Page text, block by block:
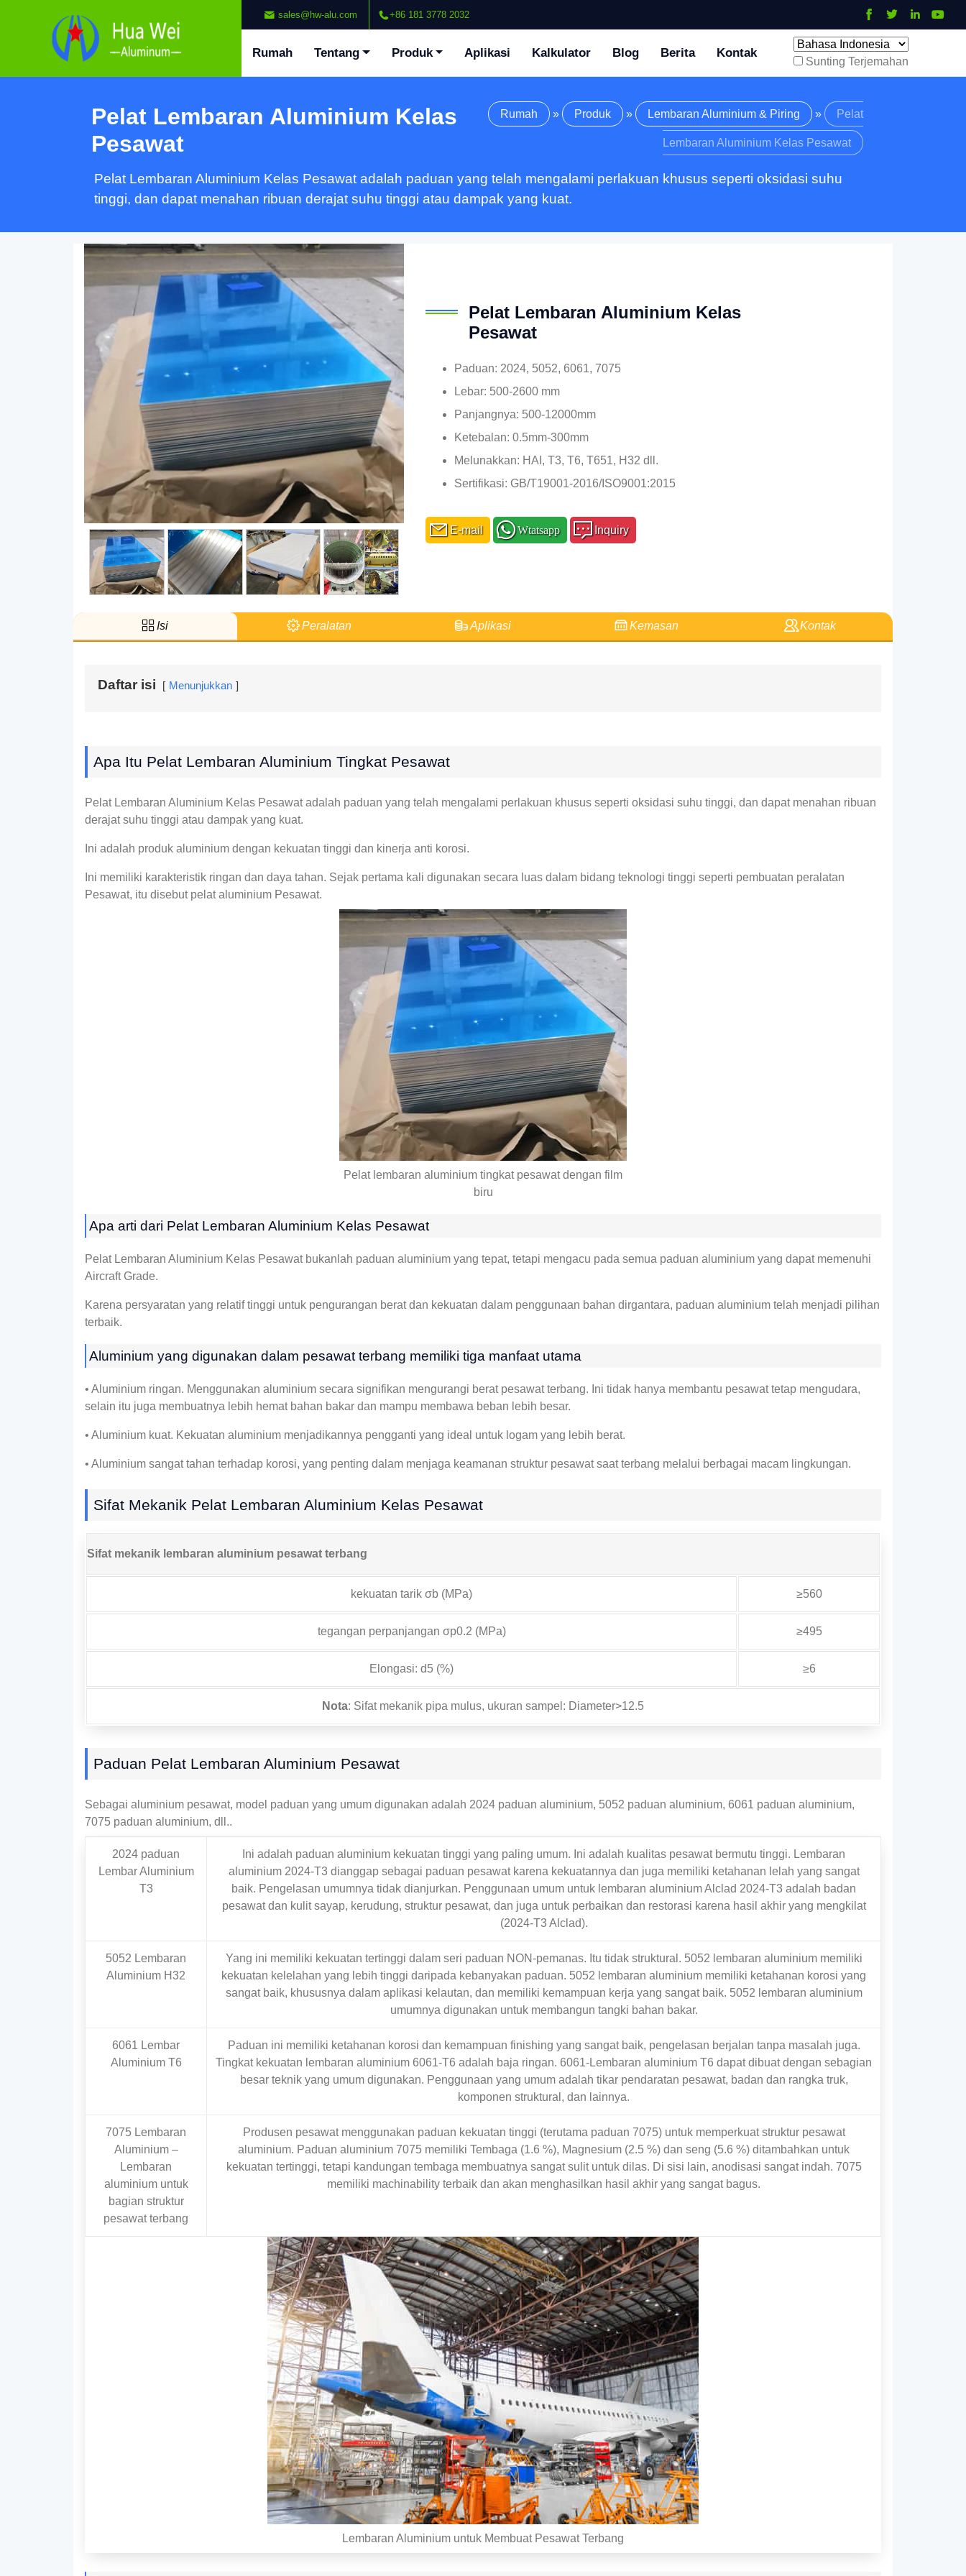
sales@hw-alu.com +86 181 3778 2032
Rumah Tentang Produk Aplikasi Kalkulator Blog Berita Kontak
Sunting Terjemahan
Pelat Lembaran Aluminium Kelas
Pesawat
Rumah » Produk » Lembaran Aluminium & Piring » Pelat
Lembaran Aluminium Kelas Pesawat
Pelat Lembaran Aluminium Kelas Pesawat adalah paduan yang telah mengalami perlakuan khusus seperti oksidasi suhu
tinggi, dan dapat menahan ribuan derajat suhu tinggi atau dampak yang kuat.
Pelat Lembaran Aluminium Kelas
Pesawat
Paduan: 2024, 5052, 6061, 7075
Lebar: 500-2600 mm
Panjangnya: 500-12000mm
Ketebalan: 0.5mm-300mm
Melunakkan: HAI, T3, T6, T651, H32 dll.
Sertifikasi: GB/T19001-2016/ISO9001:2015
E-mail Wtatsapp Inquiry
Isi Peralatan Aplikasi Kemasan Kontak
Daftar isi Menunjukkan
Apa Itu Pelat Lembaran Aluminium Tingkat Pesawat
Pelat Lembaran Aluminium Kelas Pesawat adalah paduan yang telah mengalami perlakuan khusus seperti oksidasi suhu tinggi, dan dapat menahan ribuan
derajat suhu tinggi atau dampak yang kuat.
Ini adalah produk aluminium dengan kekuatan tinggi dan kinerja anti korosi.
Ini memiliki karakteristik ringan dan daya tahan. Sejak pertama kali digunakan secara luas dalam bidang teknologi tinggi seperti pembuatan peralatan
Pesawat, itu disebut pelat aluminium Pesawat.
Pelat lembaran aluminium tingkat pesawat dengan film
biru
Apa arti dari Pelat Lembaran Aluminium Kelas Pesawat
Pelat Lembaran Aluminium Kelas Pesawat bukanlah paduan aluminium yang tepat, tetapi mengacu pada semua paduan aluminium yang dapat memenuhi
Aircraft Grade.
Karena persyaratan yang relatif tinggi untuk pengurangan berat dan kekuatan dalam penggunaan bahan dirgantara, paduan aluminium telah menjadi pilihan
terbaik.
Aluminium yang digunakan dalam pesawat terbang memiliki tiga manfaat utama
• Aluminium ringan. Menggunakan aluminium secara signifikan mengurangi berat pesawat terbang. Ini tidak hanya membantu pesawat tetap mengudara,
selain itu juga membuatnya lebih hemat bahan bakar dan mampu membawa beban lebih besar.
• Aluminium kuat. Kekuatan aluminium menjadikannya pengganti yang ideal untuk logam yang lebih berat.
• Aluminium sangat tahan terhadap korosi, yang penting dalam menjaga keamanan struktur pesawat saat terbang melalui berbagai macam lingkungan.
Sifat Mekanik Pelat Lembaran Aluminium Kelas Pesawat
Sifat mekanik lembaran aluminium pesawat terbang
kekuatan tarik σb (MPa) ≥560
tegangan perpanjangan σp0.2 (MPa) ≥495
Elongasi: d5 (%) ≥6
Nota: Sifat mekanik pipa mulus, ukuran sampel: Diameter>12.5
Paduan Pelat Lembaran Aluminium Pesawat
Sebagai aluminium pesawat, model paduan yang umum digunakan adalah 2024 paduan aluminium, 5052 paduan aluminium, 6061 paduan aluminium,
7075 paduan aluminium, dll..
2024 paduan
Lembar Aluminium
T3
Ini adalah paduan aluminium kekuatan tinggi yang paling umum. Ini adalah kualitas pesawat bermutu tinggi. Lembaran
aluminium 2024-T3 dianggap sebagai paduan pesawat karena kekuatannya dan juga memiliki ketahanan lelah yang sangat
baik. Pengelasan umumnya tidak dianjurkan. Penggunaan umum untuk lembaran aluminium Alclad 2024-T3 adalah badan
pesawat dan kulit sayap, kerudung, struktur pesawat, dan juga untuk perbaikan dan restorasi karena hasil akhir yang mengkilat
(2024-T3 Alclad).
5052 Lembaran
Aluminium H32
Yang ini memiliki kekuatan tertinggi dalam seri paduan NON-pemanas. Itu tidak struktural. 5052 lembaran aluminium memiliki
kekuatan kelelahan yang lebih tinggi daripada kebanyakan paduan. 5052 lembaran aluminium memiliki ketahanan korosi yang
sangat baik, khususnya dalam aplikasi kelautan, dan memiliki kemampuan kerja yang sangat baik. 5052 lembaran aluminium
umumnya digunakan untuk membangun tangki bahan bakar.
6061 Lembar
Aluminium T6
Paduan ini memiliki ketahanan korosi dan kemampuan finishing yang sangat baik, pengelasan berjalan tanpa masalah juga.
Tingkat kekuatan lembaran aluminium 6061-T6 adalah baja ringan. 6061-Lembaran aluminium T6 dapat dibuat dengan sebagian
besar teknik yang umum digunakan. Penggunaan yang umum adalah tikar pendaratan pesawat, badan dan rangka truk,
komponen struktural, dan lainnya.
7075 Lembaran
Aluminium –
Lembaran
aluminium untuk
bagian struktur
pesawat terbang
Produsen pesawat menggunakan paduan kekuatan tinggi (terutama paduan 7075) untuk memperkuat struktur pesawat
aluminium. Paduan aluminium 7075 memiliki Tembaga (1.6 %), Magnesium (2.5 %) dan seng (5.6 %) ditambahkan untuk
kekuatan tertinggi, tetapi kandungan tembaga membuatnya sangat sulit untuk dilas. Di sisi lain, anodisasi sangat indah. 7075
memiliki machinability terbaik dan akan menghasilkan hasil akhir yang sangat bagus.
Lembaran Aluminium untuk Membuat Pesawat Terbang